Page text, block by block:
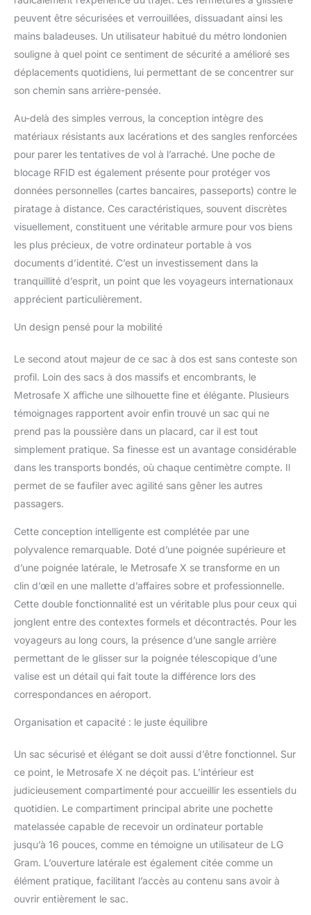
verrouillé sur un poteau
ou une chaise avec un
cadenas (non inclus).
Idéal en vacances ou
pour les voyages
ranger passeport, carte
d'identité, argent,
portefeuille, smartphone,
appareil photo reflex
numérique ou
accessoires. Large
ouverture : 2
compartiments à
fermeture éclair (peuvent
être verrouillés avec
cadenas, non inclus).
Avec housse rembourrée
de 16" et housse
(1 en maille), 1 poche de
pour stylo, 1 clip clé, 1
poche pour téléphone à
boucle et 1 poche
intérieure Accès rapide
en déplacement : super
confortable avec
bretelles rembourrées et
soutien dorsal. Dispose
d'une poche zippée avec
fente pour carte sur la
de transport à portée de
main. Poche arrière
zippée dissimulée pour
les objets essentiels.
Dimensions : 43 x 30 x
10 cm (H x l x P). Poids : 1
kg. Sac à dos fabriqué en
polyester recyclé
durable, résistant à l'eau
et facile à nettoyer pour
garantir une utilisation
sûre et durable au
week-end. Livré avec
5 ans.
peuvent être sécurisées et verrouillées, dissuadant ainsi les
mains baladeuses. Un utilisateur habitué du métro londonien
souligne à quel point ce sentiment de sécurité a amélioré ses
déplacements quotidiens, lui permettant de se concentrer sur
son chemin sans arrière-pensée.
Au-delà des simples verrous, la conception intègre des
matériaux résistants aux lacérations et des sangles renforcées
pour parer les tentatives de vol à l’arraché. Une poche de
blocage RFID est également présente pour protéger vos
données personnelles (cartes bancaires, passeports) contre le
piratage à distance. Ces caractéristiques, souvent discrètes
visuellement, constituent une véritable armure pour vos biens
les plus précieux, de votre ordinateur portable à vos
documents d’identité. C’est un investissement dans la
tranquillité d’esprit, un point que les voyageurs internationaux
apprécient particulièrement.
Un design pensé pour la mobilité
Le second atout majeur de ce sac à dos est sans conteste son
profil. Loin des sacs à dos massifs et encombrants, le
Metrosafe X affiche une silhouette fine et élégante. Plusieurs
témoignages rapportent avoir enfin trouvé un sac qui ne
prend pas la poussière dans un placard, car il est tout
simplement pratique. Sa finesse est un avantage considérable
dans les transports bondés, où chaque centimètre compte. Il
permet de se faufiler avec agilité sans gêner les autres
passagers.
Cette conception intelligente est complétée par une
polyvalence remarquable. Doté d’une poignée supérieure et
d’une poignée latérale, le Metrosafe X se transforme en un
clin d’œil en une mallette d’affaires sobre et professionnelle.
Cette double fonctionnalité est un véritable plus pour ceux qui
jonglent entre des contextes formels et décontractés. Pour les
voyageurs au long cours, la présence d’une sangle arrière
permettant de le glisser sur la poignée télescopique d’une
valise est un détail qui fait toute la différence lors des
correspondances en aéroport.
Organisation et capacité : le juste équilibre
Un sac sécurisé et élégant se doit aussi d’être fonctionnel. Sur
ce point, le Metrosafe X ne déçoit pas. L’intérieur est
judicieusement compartimenté pour accueillir les essentiels du
quotidien. Le compartiment principal abrite une pochette
matelassée capable de recevoir un ordinateur portable
jusqu’à 16 pouces, comme en témoigne un utilisateur de LG
Gram. L’ouverture latérale est également citée comme un
élément pratique, facilitant l’accès au contenu sans avoir à
ouvrir entièrement le sac.